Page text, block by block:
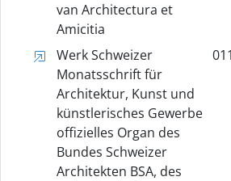
van Architectura et
Amicitia
Werk Schweizer
Monatsschrift für
Architektur, Kunst und
künstlerisches Gewerbe
offizielles Organ des
Bundes Schweizer
Architekten BSA, des